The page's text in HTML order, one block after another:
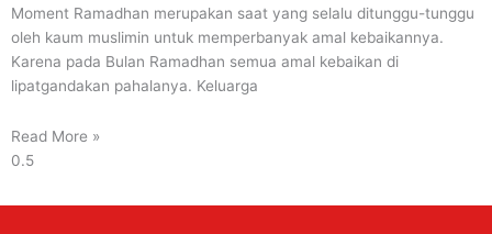
Moment Ramadhan merupakan saat yang selalu ditunggu-tunggu
oleh kaum muslimin untuk memperbanyak amal kebaikannya.
Karena pada Bulan Ramadhan semua amal kebaikan di
lipatgandakan pahalanya. Keluarga
Read More »